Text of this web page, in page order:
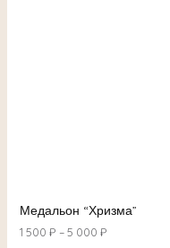
Медальон “Хризма”
1 500 ₽ –5 000 ₽